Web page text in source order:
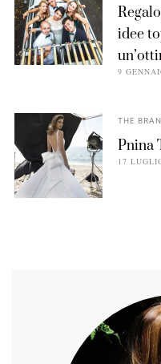
idee
9
THE
Pnina
17